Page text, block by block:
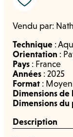
Vendu par:
Années : 2025
Technique :
Pays : France
Format : Moyen
Orientation :
Dimensions
Dimensions
Description